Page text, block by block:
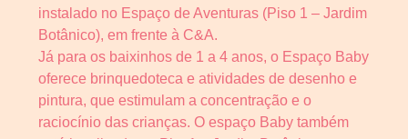
instalado no Espaço de Aventuras (Piso 1 – Jardim
Botânico), em frente à C&A.
Já para os baixinhos de 1 a 4 anos, o Espaço Baby
oferece brinquedoteca e atividades de desenho e
pintura, que estimulam a concentração e o
raciocínio das crianças. O espaço Baby também